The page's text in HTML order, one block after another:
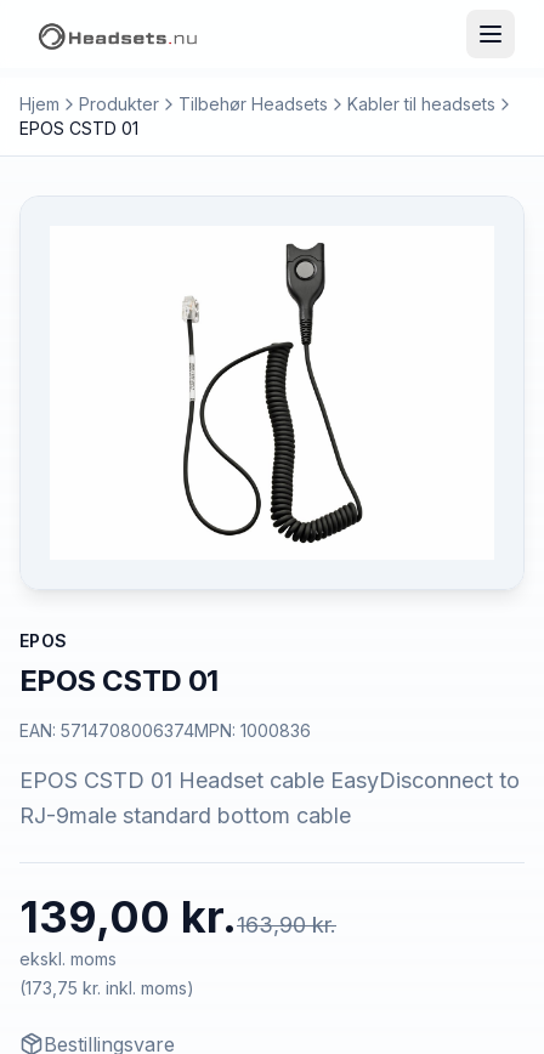
Hjem Produkter Tilbehør Headsets
Kabler til headsets
EPOS CSTD 01
EPOS
EPOS CSTD 01
EAN: 5714708006374MPN: 1000836
EPOS CSTD 01 Headset cable EasyDisconnect to
RJ-9male standard bottom cable
139,00 kr.163,90 kr.
ekskl. moms
(173,75 kr. inkl. moms)
Bestillingsvare